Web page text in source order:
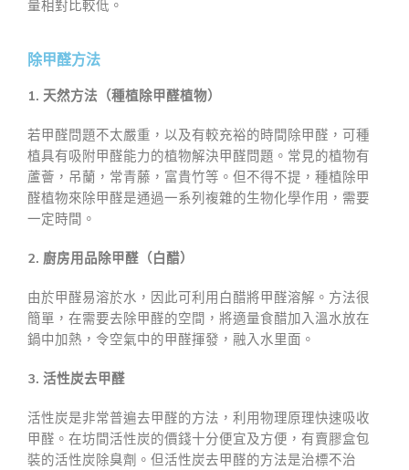
量相對比較低。
除甲醛方法
1. 天然方法（種植除甲醛植物）
若甲醛問題不太嚴重，以及有較充裕的時間除甲醛，可種
植具有吸附甲醛能力的植物解決甲醛問題。常見的植物有
蘆薈，吊蘭，常青藤，富貴竹等。但不得不提，種植除甲
醛植物來除甲醛是通過一系列複雜的生物化學作用，需要
一定時間。
2. 廚房用品除甲醛（白醋）
由於甲醛易溶於水，因此可利用白醋將甲醛溶解。方法很
簡單，在需要去除甲醛的空間，將適量食醋加入溫水放在
鍋中加熱，令空氣中的甲醛揮發，融入水里面。
3. 活性炭去甲醛
活性炭是非常普遍去甲醛的方法，利用物理原理快速吸收
甲醛。在坊間活性炭的價錢十分便宜及方便，有賣膠盒包
裝的活性炭除臭劑。但活性炭去甲醛的方法是治標不治